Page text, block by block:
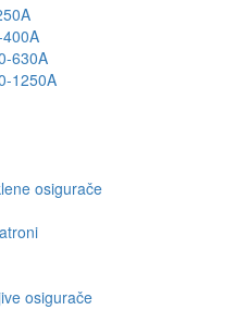
630A
1250A
osigurače
osigurače